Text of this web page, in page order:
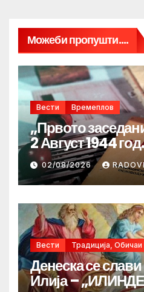
Можеби пропушти....
Вести Времеплов
„Првото
2 Август 1944 год.
02/08/2026
Вести Традиција,
Денеска се
Илија –